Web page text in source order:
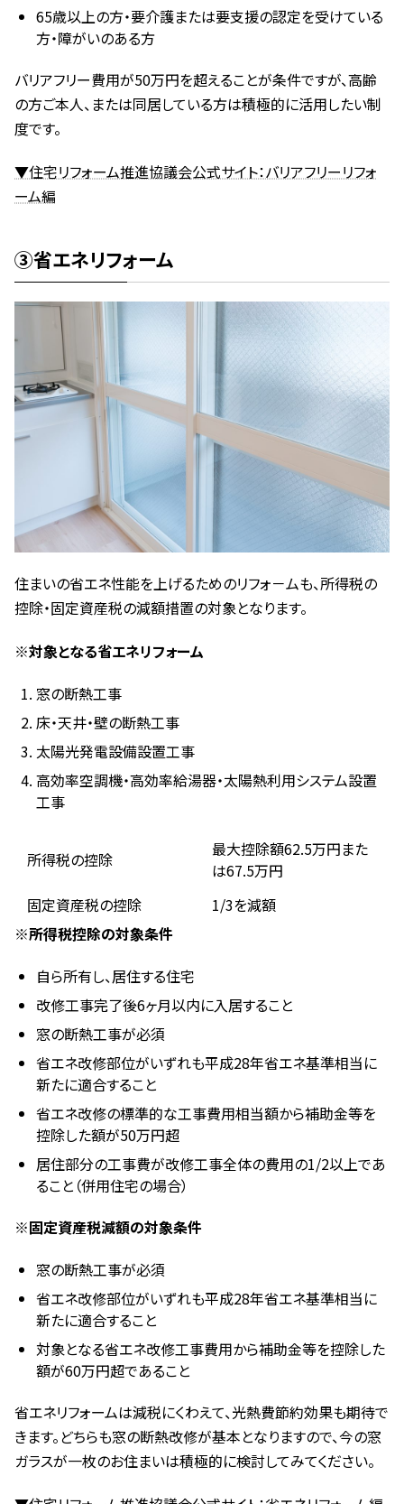
65歳以上の方・要介護または要支援の認定を受けている
方・障がいのある方
バリアフリー費用が50万円を超えることが条件ですが、高齢
の方ご本人、または同居している方は積極的に活用したい制
度です。
▼住宅リフォーム推進協議会公式サイト：バリアフリーリフォ
ーム編
③省エネリフォーム
住まいの省エネ性能を上げるためのリフォ－ムも、所得税の
控除・固定資産税の減額措置の対象となります。
※対象となる省エネリフォーム
窓の断熱工事
床・天井・壁の断熱工事
太陽光発電設備設置工事
高効率空調機・高効率給湯器・太陽熱利用システム設置
工事
所得税の控除
最大控除額62.5万円また
は67.5万円
固定資産税の控除
1/3を減額
※所得税控除の対象条件
自ら所有し、居住する住宅
改修工事完了後6ヶ月以内に入居すること
窓の断熱工事が必須
省エネ改修部位がいずれも平成28年省エネ基準相当に
新たに適合すること
省エネ改修の標準的な工事費用相当額から補助金等を
控除した額が50万円超
居住部分の工事費が改修工事全体の費用の1/2以上であ
ること（併用住宅の場合）
※固定資産税減額の対象条件
窓の断熱工事が必須
省エネ改修部位がいずれも平成28年省エネ基準相当に
新たに適合すること
対象となる省エネ改修工事費用から補助金等を控除した
額が60万円超であること
省エネリフォームは減税にくわえて、光熱費節約効果も期待で
きます。どちらも窓の断熱改修が基本となりますので、今の窓
ガラスが一枚のお住まいは積極的に検討してみてください。